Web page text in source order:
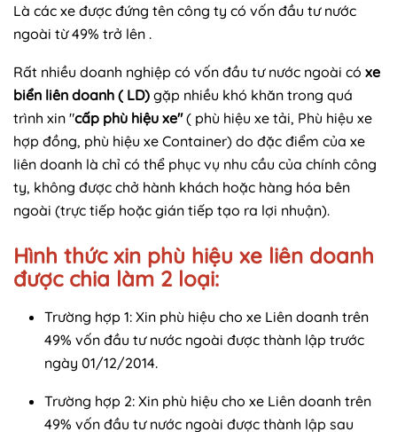
Là các xe được đứng tên công ty có vốn đầu tư nước
ngoài từ 49% trở lên .
Rất nhiều doanh nghiệp có vốn đầu tư nước ngoài có xe
biển liên doanh ( LD) gặp nhiều khó khăn trong quá
trình xin "cấp phù hiệu xe"( phù hiệu xe tải, Phù hiệu xe
hợp đồng, phù hiệu xe Container) do đặc điểm của xe
liên doanh là chỉ có thể phục vụ nhu cầu của chính công
ty, không được chở hành khách hoặc hàng hóa bên
ngoài (trực tiếp hoặc gián tiếp tạo ra lợi nhuận).
Hình thức xin phù hiệu xe liên doanh
được chia làm 2 loại:
Trường hợp 1: Xin phù hiệu cho xe Liên doanh trên
49% vốn đầu tư nước ngoài được thành lập trước
ngày 01/12/2014.
Trường hợp 2: Xin phù hiệu cho xe Liên doanh trên
49% vốn đầu tư nước ngoài được thành lập sau